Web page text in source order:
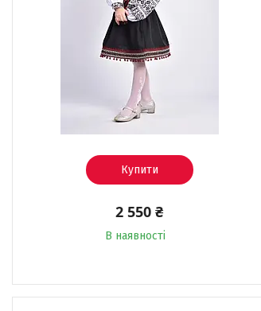
Купити
2 550 ₴
В наявності